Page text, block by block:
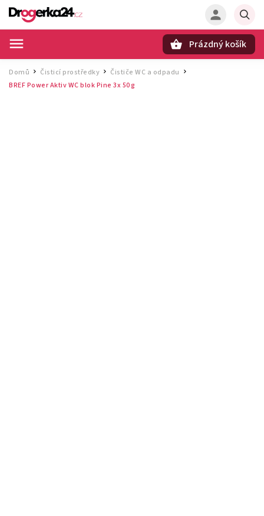
Prázdný košík
Domů / Čisticí prostředky / Čističe WC a odpadu
BREF Power Aktiv WC blok Pine 3x 50 g